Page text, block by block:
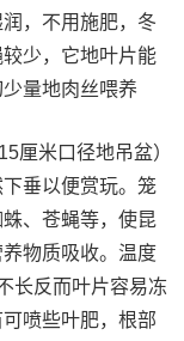
，不用施肥，冬
少，它地叶片能
量地肉丝喂养
厘米口径地吊盆）
垂以便赏玩。笼
、苍蝇等，使昆
物质吸收。温度
长反而叶片容易冻
喷些叶肥，根部